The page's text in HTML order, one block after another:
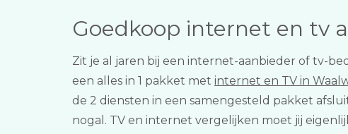
Goedkoop internet en tv
Zit je al jaren bij een internet-aanbieder of tv-
een alles in 1 pakket met internet en TV in
de 2 diensten in een samengesteld pakket
nogal. TV en internet vergelijken moet jij